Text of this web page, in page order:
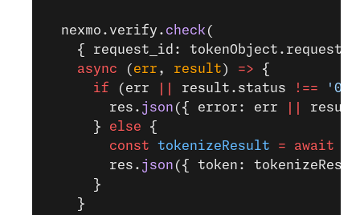
  nexmo.verify.
check (
{ request_id:
    async
(err , result) => {
      if
(err result.status !== '0'
        res.
json ({ error: err
      }
else {
        const
tokenizeResult = await
        res.
json ({ token:
      }
    }